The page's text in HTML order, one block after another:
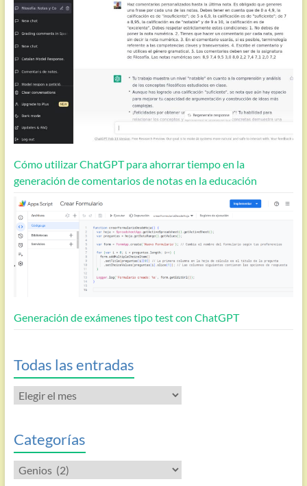
Cómo utilizar ChatGPT para ahorrar tiempo en la
generación de comentarios de notas en la educación
Generación de exámenes tipo test con ChatGPT
Todas las entradas
Todas
las
Categorías
Categorías